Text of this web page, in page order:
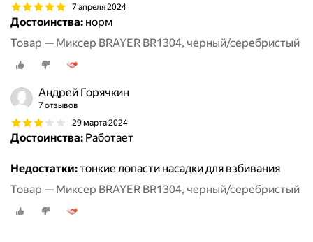
7 апреля 2024
Достоинства: норм
Товар — Миксер BRAYER BR1304, черный/серебристый
Андрей Горячкин
7 отзывов
29 марта 2024
Достоинства: Работает
Недостатки:тонкие лопасти насадки для взбивания
Товар — Миксер BRAYER BR1304, черный/серебристый